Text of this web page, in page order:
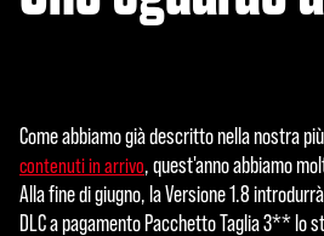
Come abbiamo già descritto nella nostra
contenuti in arrivo, quest'anno abbiamo
Alla fine di giugno, la Versione 1.8
DLC a pagamento Pacchetto Taglia 3** lo